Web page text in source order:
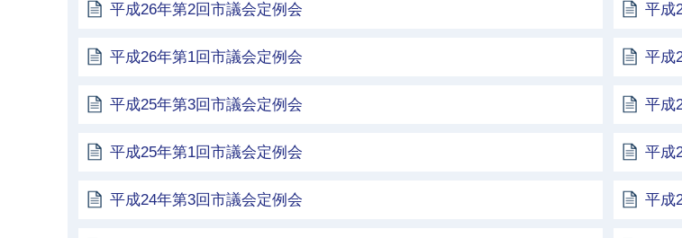
平成26年第2回市議会定例会 平成
平成26年第1回市議会定例会 平成
平成25年第3回市議会定例会 平成
平成25年第1回市議会定例会 平成
平成24年第3回市議会定例会 平成